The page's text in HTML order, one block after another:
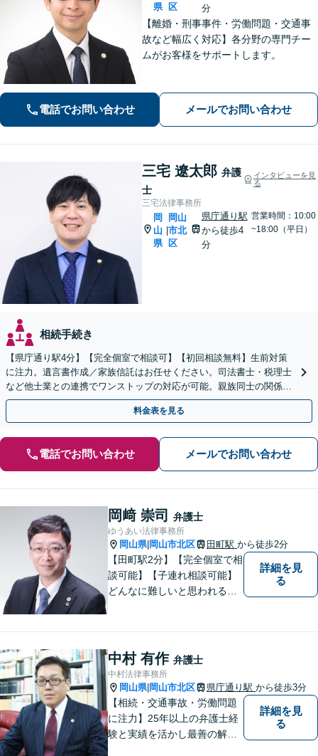
県 区
分
【離婚・刑事事件・労働問題・交通事
故など幅広く対応】各分野の専門チー
ムがお客様をサポートします。
電話でお問い合わせ メールでお問い合わせ
三宅 遼太郎 弁護
士
インタビューを見
る
三宅法律事務所
岡
山
県
|
岡山
市北
区
県庁通り駅
から徒歩4
分
営業時間：10:00
~18:00（平日）
相続手続き
【県庁通り駅4分】【完全個室で相談可】【初回相談無料】生前対策
に注力。遺言書作成／家族信託はお任せください。司法書士・税理士
など他士業との連携でワンストップの対応が可能。親族同士の関係を
守るためにも、お早めにご相談を。【夜間・休日相談可能】
料金表を見る
電話でお問い合わせ メールでお問い合わせ
岡﨑 崇司 弁護士
ゆうあい法律事務所
岡山県| 岡山市北区 田町駅 から徒歩2分
【田町駅2分】【完全個室で相
談可能】【子連れ相談可能】
どんなに難しいと思われる案
ている皆さまの現状を良い方
向に変化させることができる
ように全力を尽くします。
詳細を見
る
中村 有作 弁護士
中村法律事務所
岡山県| 岡山市北区 県庁通り駅 から徒歩3分
【相続・交通事故・労働問題
に注力】25年以上の弁護士経
験と実績を活かし最善の解決
詳細を見
る